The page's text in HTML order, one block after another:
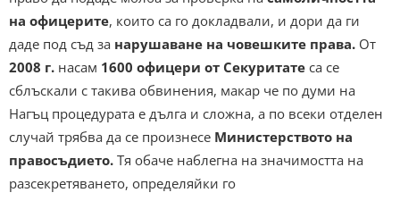
на офицерите, които са го докладвали, и дори да ги
даде под съд за нарушаване на човешките права. От
2008 г. насам 1600 офицери от Секуритате са се
сблъскали с такива обвинения, макар че по думи на
Нагъц процедурата е дълга и сложна, а по всеки отделен
случай трябва да се произнесе Министерството на
правосъдието. Тя обаче наблегна на значимостта на
разсекретяването, определяйки го